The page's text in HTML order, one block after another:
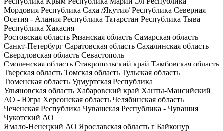
Мордовия Республика Саха /Якутия/Республика Северная
Осетия - Алания Республика Татарстан Республика Тыва
Республика Хакасия
Ростовская область Рязанская область Самарская область
Санкт-Петербург Саратовская область Сахалинская область
Свердловская область Севастополь
Смоленская область Ставропольский край Тамбовская область
Тверская область Томская область Тульская область
Тюменская область Удмуртская Республика
Ульяновская область Хабаровский край Ханты-Мансийский
АО - Югра Херсонская область Челябинская область
Чеченская Республика Чувашская Республика - Чувашия
Чукотский АО
Ямало-Ненецкий АО Ярославская область г Байконур